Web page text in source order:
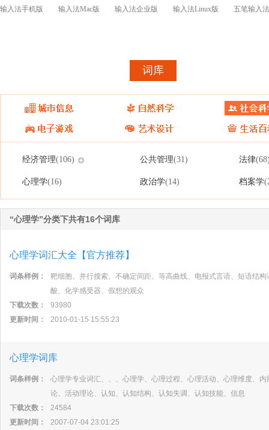
输入法手机版 输入法Mac版 输入法企业版 输入法Linux版 五笔输入法
词库
经济管理(106) 公共管理(31) 法律
心理学(16) 政治学(14) 档案学
“心理学”分类下共有16个词库
心理学词汇大全【官方推荐】
词条样例：
靶细胞、并行搜索、不确定间距、等高曲线、电报式言语、短语结
酸、化学感受器、假想的观众
下载次数：
93980
更新时间：
2010-01-15 15:55:23
心理学词库
词条样例：
心理学专业词汇、、、心理学、心理过程、心理活动、心理维度、
论、活动理论、认知、认知结构、认知失调、认知技能、信息
下载次数：
24584
更新时间：
2007-07-04 23:01:25